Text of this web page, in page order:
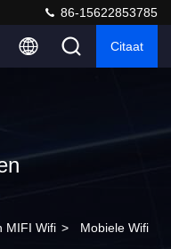
86-15622853785
Citaat
MIFI Wifi > Mobiele Wifi